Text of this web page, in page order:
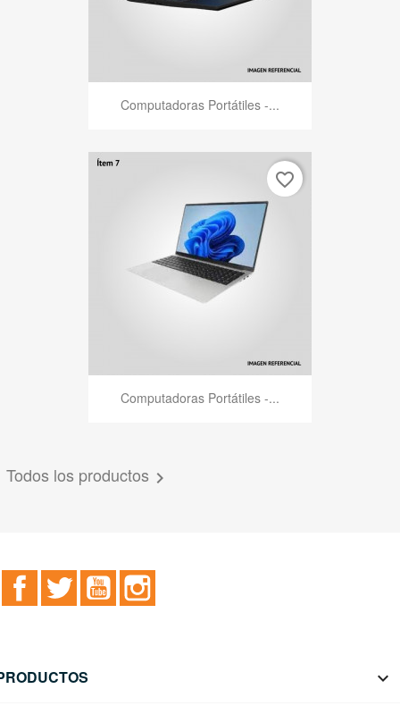
Computadoras Portátiles -...
Computadoras Portátiles -...
favorite_border
Todos los productos 
FacebookTwitter YouTube
